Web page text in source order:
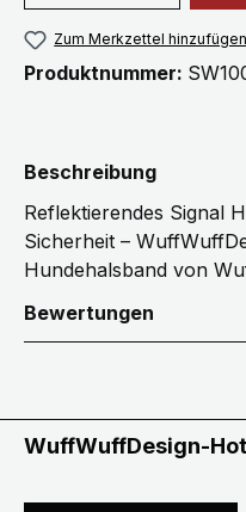
Zum Merkzettel hinzufügen
Produktnummer:
Beschreibung
Reflektierendes Signal
Sicherheit –
Hundehalsband von
Bewertungen
WuffWuffDesign-